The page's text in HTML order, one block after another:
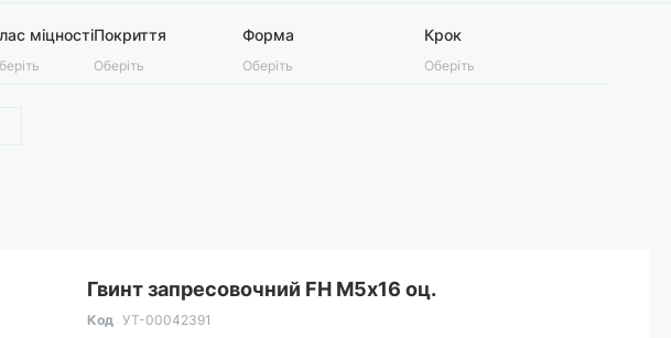
міцностіПокриття
Оберіть
Форма
Оберіть
Крок
Оберіть
Гвинт запресовочний FH М5х16 оц.
Код УТ-00042391